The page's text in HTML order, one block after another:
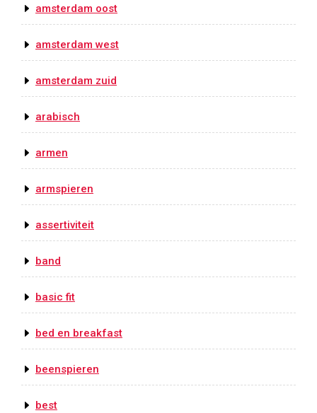
amsterdam oost
amsterdam west
amsterdam zuid
arabisch
armen
armspieren
assertiviteit
band
basic fit
bed en breakfast
beenspieren
best